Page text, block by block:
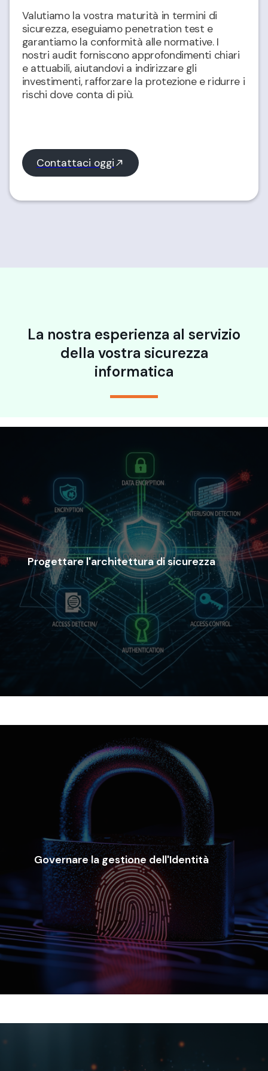
Valutiamo la vostra maturità in termini di
sicurezza, eseguiamo penetration test e
garantiamo la conformità alle normative. I
nostri audit forniscono approfondimenti chiari
e attuabili, aiutandovi a indirizzare gli
investimenti, rafforzare la protezione e ridurre i
rischi dove conta di più.
Contattaci oggi
La nostra esperienza al servizio
della vostra sicurezza
informatica
Progettare l'architettura di sicurezza
In Revevol, progettiamo architetture di sicurezza
resilienti e cloud-native che proteggono gli asset
critici, garantiscono la conformità normativa e si
adattano alla crescita del tuo business.
Governare la gestione dell'Identità
Revevol implementa solidi framework di gestione delle
identità e degli accessi che salvaguardano i dati degli
utenti, impongono l'accesso con privilegi minimi e si
adattano perfettamente agli ambienti ibridi e cloud.